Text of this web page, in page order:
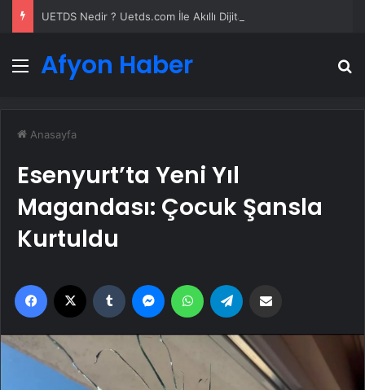
Menü
Afyon Haber
Anasayfa
Esenyurt’ta Yeni Yıl
Magandası: Çocuk Şansla
Kurtuldu
Facebook Tumblr MessengerWhatsApp